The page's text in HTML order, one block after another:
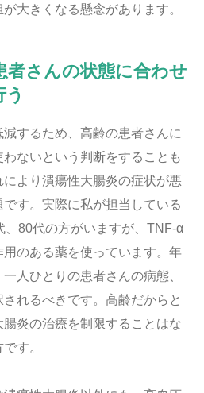
大きくなる懸念があります。
者さんの状態に合わせ
するため、高齢の患者さんに
ないという判断をすることも
より潰瘍性大腸炎の症状が悪
す。実際に私が担当している
、80代の方がいますが、TNF-α
のある薬を使っています。年
人ひとりの患者さんの病態、
れるべきです。高齢だからと
炎の治療を制限することはな
す。